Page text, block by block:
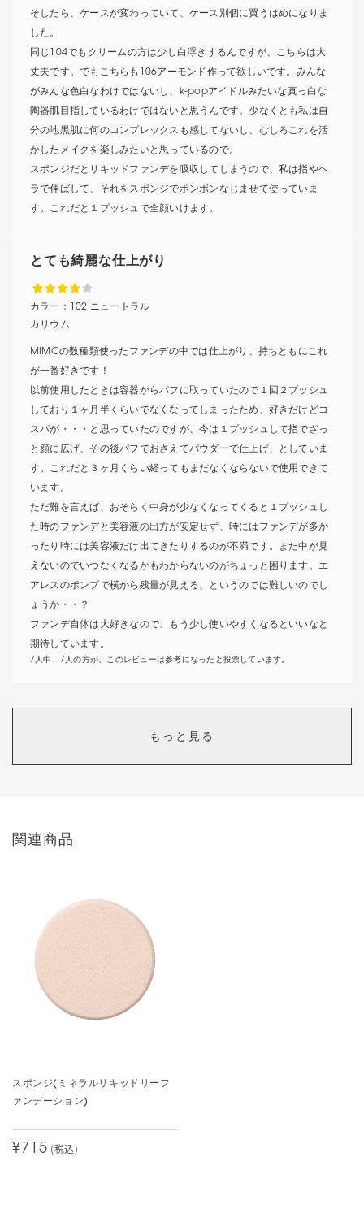
そしたら、ケースが変わっていて、ケース別個に買うはめになりま
した。
同じ104でもクリームの方は少し白浮きするんですが、こちらは大
丈夫です。でもこちらも106アーモンド作って欲しいです。みんな
がみんな色白なわけではないし、k-popアイドルみたいな真っ白な
陶器肌目指しているわけではないと思うんです。少なくとも私は自
分の地黒肌に何のコンプレックスも感じてないし、むしろこれを活
かしたメイクを楽しみたいと思っているので。
スポンジだとリキッドファンデを吸収してしまうので、私は指やヘ
ラで伸ばして、それをスポンジでポンポンなじませて使っていま
す。これだと１プッシュで全顔いけます。
とても綺麗な仕上がり
カリウム
カラー： 102 ニュートラル
MIMCの数種類使ったファンデの中では仕上がり、持ちともにこれ
が一番好きです！
以前使用したときは容器からパフに取っていたので１回２プッシュ
しており１ヶ月半くらいでなくなってしまったため、好きだけどコ
スパが・・・と思っていたのですが、今は１プッシュして指でざっ
と顔に広げ、その後パフでおさえてパウダーで仕上げ、としていま
す。これだと３ヶ月くらい経ってもまだなくならないで使用できて
います。
ただ難を言えば、おそらく中身が少なくなってくると１プッシュし
た時のファンデと美容液の出方が安定せず、時にはファンデが多か
ったり時には美容液だけ出てきたりするのが不満です。また中が見
えないのでいつなくなるかもわからないのがちょっと困ります。エ
アレスのポンプで横から残量が見える、というのでは難しいのでし
ょうか・・？
ファンデ自体は大好きなので、もう少し使いやすくなるといいなと
期待しています。
7人中、7人の方が、このレビューは参考になったと投票しています。
肌に優しいのにツルンと仕上がる。
そして何より仕上がりがツルンとして、プツプツなんてなかったよ
リキッドリーと秋冬限定の美白ルースパウダーで仕上げると
サラサラなのに、しっとり
上品な艶肌になります。
Mi MCの秋冬の美白パウダーが大好きすぎて日焼け止め代わりに素
肌にそのままパタパタしただけでも綺麗になるのですが、
下地などを使わずに、リキッドリーファンデをワンプッシュ指で点
みます。
出かける頃に鏡を見ると
もっと見る
関連商品
スポンジ(ミネラルリキッドリーフ
ァンデーション)
¥715 (税込)